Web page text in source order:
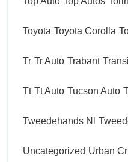
Toyota Toyota Corolla
Tr Tr Auto Trabant
Tt Tt Auto Tucson Auto
Tweedehands Nl
Uncategorized Urban